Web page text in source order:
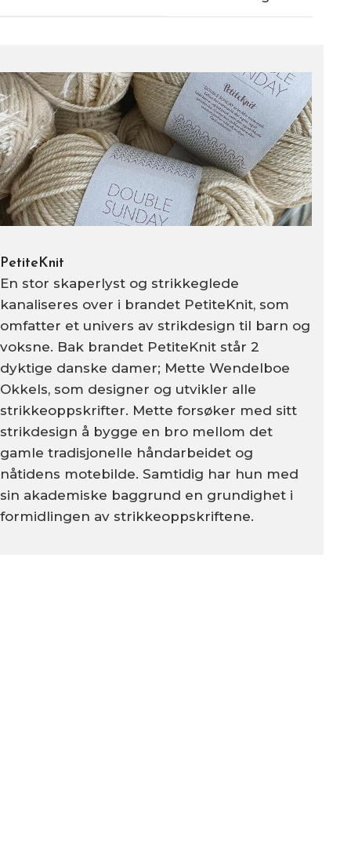
PetiteKnit
En stor skaperlyst og strikkeglede
kanaliseres over i brandet PetiteKnit, som
omfatter et univers av strikdesign til barn og
voksne. Bak brandet PetiteKnit står 2
dyktige danske damer; Mette Wendelboe
Okkels, som designer og utvikler alle
strikkeoppskrifter. Mette forsøker med sitt
strikdesign å bygge en bro mellom det
gamle tradisjonelle håndarbeidet og
nåtidens motebilde. Samtidig har hun med
sin akademiske baggrund en grundighet i
formidlingen av strikkeoppskriftene.